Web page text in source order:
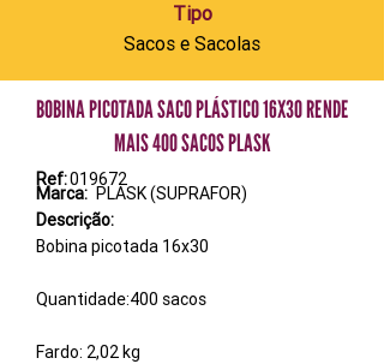
Tipo
Sacos e Sacolas
BOBINA PICOTADA SACO PLÁSTICO 16X30 RENDE
MAIS 400 SACOS PLASK
Ref:019672
Marca: PLASK (SUPRAFOR)
Descrição:
Bobina picotada 16x30
Quantidade:400 sacos
Fardo: 2,02 kg